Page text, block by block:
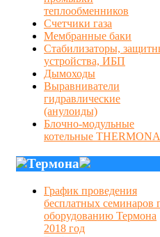
теплообменников
Счетчики газа
Мембранные баки
Стабилизаторы,
устройства, ИБП
Дымоходы
Выравниватели
гидравлические
(анулоиды)
Блочно-модульные
котельные THERMONA
Термона
График проведения
бесплатных семинаров
оборудованию Термона
2018 год